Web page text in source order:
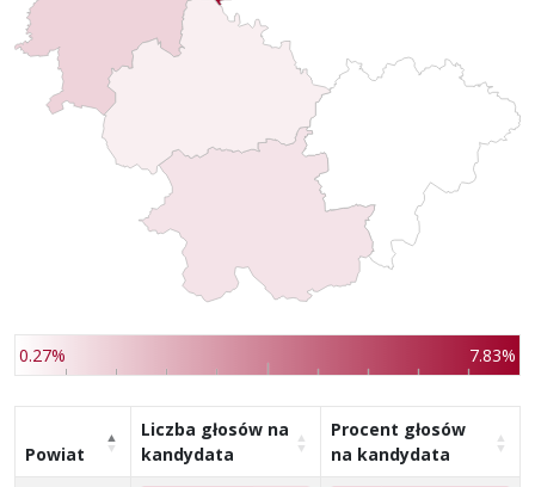
0.27% 7.83%
Powiat
Liczba głosów na
kandydata
Procent głosów
na kandydata